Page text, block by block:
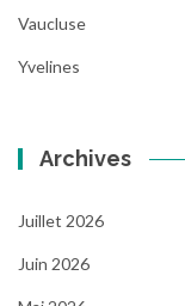
Vaucluse
Yvelines
Archives
Juillet 2026
Juin 2026